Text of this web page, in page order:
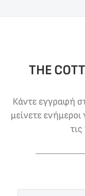
THE
Κάντε εγγραφή
μείνετε